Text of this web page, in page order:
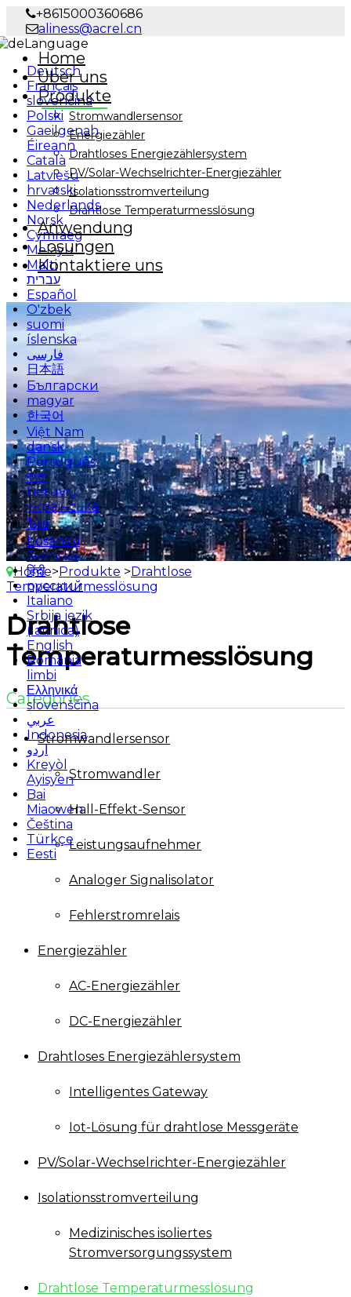
+8615000360686
aliness@acrel.cn
Language
Deutsch
Français
slovenčina
Polski
Gaeilgenah
Éireann
Català
Latviešu
hrvatski
Nederlands
Norsk
Cymraeg
Melayu
Malti
עברית
Español
O'zbek
suomi
íslenska
فارسی
日本語
Български
magyar
한국어
Việt Nam
dansk
Português
বাংলা
Lietuvių
українська
ไทย
bosanski
Svenska
हिंदी
русский
Italiano
Srbija jezik
(latinica)
English
România
limbi
Ελληνικά
slovenščina
عربي
Indonesia
اردو
Kreyòl
Ayisyen
Bai
Miaowen
Čeština
Türkçe
Eesti
Home
Über uns
Produkte
Stromwandlersensor
Energiezähler
Drahtloses Energiezählersystem
PV/Solar-Wechselrichter-Energiezähler
Isolationsstromverteilung
Drahtlose Temperaturmesslösung
Anwendung
Lösungen
Kontaktiere uns
Home>Produkte >Drahtlose
Temperaturmesslösung
Drahtlose
Temperaturmesslösung
Categories
Stromwandlersensor
Stromwandler
Hall-Effekt-Sensor
Leistungsaufnehmer
Analoger Signalisolator
Fehlerstromrelais
Energiezähler
AC-Energiezähler
DC-Energiezähler
Drahtloses Energiezählersystem
Intelligentes Gateway
Iot-Lösung für drahtlose Messgeräte
PV/Solar-Wechselrichter-Energiezähler
Isolationsstromverteilung
Medizinisches isoliertes
Stromversorgungssystem
Drahtlose Temperaturmesslösung